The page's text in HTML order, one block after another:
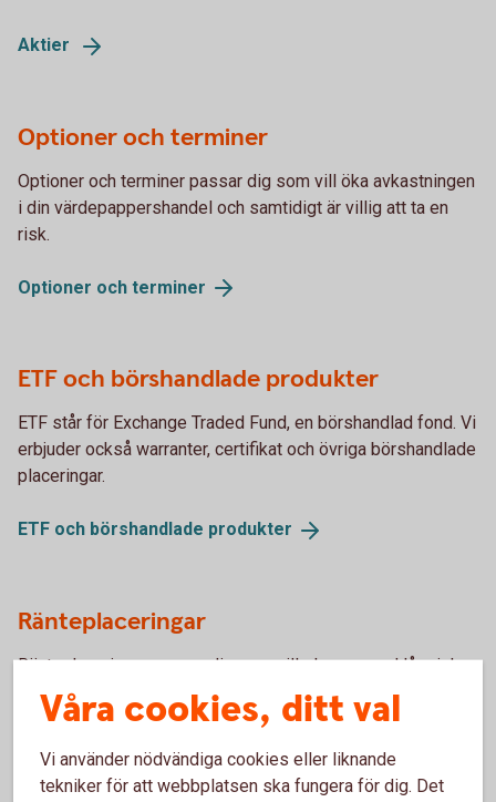
Aktier
Optioner och terminer
Optioner och terminer passar dig som vill öka avkastningen
i din värdepappershandel och samtidigt är villig att ta en
risk.
Optioner och terminer
ETF och börshandlade produkter
ETF står för Exchange Traded Fund, en börshandlad fond. Vi
erbjuder också warranter, certifikat och övriga börshandlade
placeringar.
ETF och börshandlade produkter
Ränteplaceringar
Ränteplaceringar passar dig som vill placera med låg risk.
Ränteplaceringar
Våra cookies, ditt val
Vi använder nödvändiga cookies eller liknande
tekniker för att webbplatsen ska fungera för dig. Det